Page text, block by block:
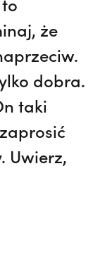
że
dobra.
taki
Uwierz,